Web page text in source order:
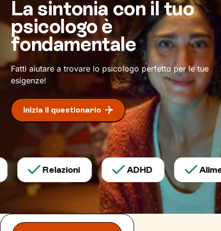
definiscono ma di cui non sei ancora
pienamente cosciente.
Questo ti consentirà di riscoprire alcune tue
qualità che erano rimaste in secondo piano, e
di individuare risorse interiori che ti
permetteranno di
esprimerti con modalità
La sintonia con il tuo
psicologo è
fondamentale
Fatti aiutare a trovare lo psicologo perfetto per le tue
esigenze!
Inizia il questionario
Relazioni ADHD